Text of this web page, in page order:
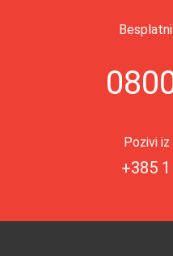
Pozivi
+385